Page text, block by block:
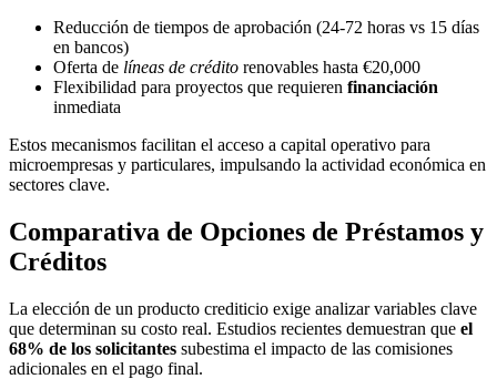
Reducción de tiempos de aprobación (24-72 horas vs 15 días
en bancos)
Oferta de líneas de crédito renovables hasta €20,000
Flexibilidad para proyectos que requieren financiación
inmediata
Estos mecanismos facilitan el acceso a capital operativo para
microempresas y particulares, impulsando la actividad económica en
sectores clave.
Comparativa de Opciones de Préstamos y
Créditos
La elección de un producto crediticio exige analizar variables clave
que determinan su costo real. Estudios recientes demuestran que el
68% de los solicitantes subestima el impacto de las comisiones
adicionales en el pago final.